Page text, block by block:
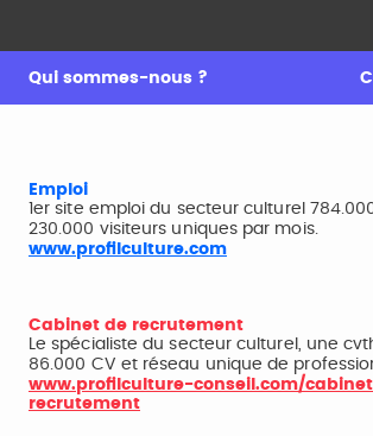
Qui sommes-nous ?
Emploi
1er site emploi du secteur culturel
230.000 visiteurs uniques par mois.
www.profilculture.com
Cabinet de recrutement
Le spécialiste du secteur culturel, une
86.000 CV et réseau unique de
www.profilculture-conseil.com/
recrutement